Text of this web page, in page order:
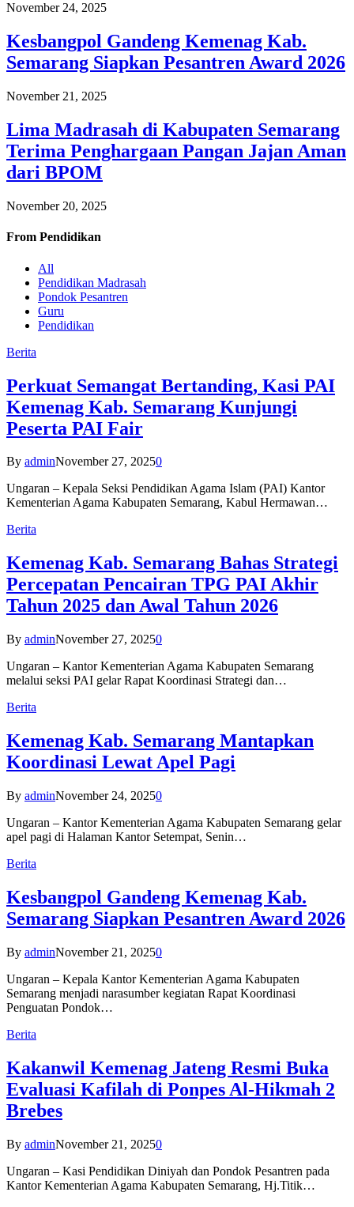
November 24, 2025
Kesbangpol Gandeng Kemenag Kab.
Semarang Siapkan Pesantren Award 2026
November 21, 2025
Lima Madrasah di Kabupaten Semarang
Terima Penghargaan Pangan Jajan Aman
dari BPOM
November 20, 2025
From Pendidikan
All
Pendidikan Madrasah
Pondok Pesantren
Guru
Pendidikan
Berita
Perkuat Semangat Bertanding, Kasi PAI
Kemenag Kab. Semarang Kunjungi
Peserta PAI Fair
By adminNovember 27, 20250
Ungaran – Kepala Seksi Pendidikan Agama Islam (PAI) Kantor
Kementerian Agama Kabupaten Semarang, Kabul Hermawan…
Berita
Kemenag Kab. Semarang Bahas Strategi
Percepatan Pencairan TPG PAI Akhir
Tahun 2025 dan Awal Tahun 2026
By adminNovember 27, 20250
Ungaran – Kantor Kementerian Agama Kabupaten Semarang
melalui seksi PAI gelar Rapat Koordinasi Strategi dan…
Berita
Kemenag Kab. Semarang Mantapkan
Koordinasi Lewat Apel Pagi
By adminNovember 24, 20250
Ungaran – Kantor Kementerian Agama Kabupaten Semarang gelar
apel pagi di Halaman Kantor Setempat, Senin…
Berita
Kesbangpol Gandeng Kemenag Kab.
Semarang Siapkan Pesantren Award 2026
By adminNovember 21, 20250
Ungaran – Kepala Kantor Kementerian Agama Kabupaten
Semarang menjadi narasumber kegiatan Rapat Koordinasi
Penguatan Pondok…
Berita
Kakanwil Kemenag Jateng Resmi Buka
Evaluasi Kafilah di Ponpes Al-Hikmah 2
Brebes
By adminNovember 21, 20250
Ungaran – Kasi Pendidikan Diniyah dan Pondok Pesantren pada
Kantor Kementerian Agama Kabupaten Semarang, Hj.Titik…